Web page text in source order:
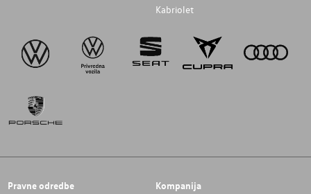
Kabriolet
Pravne odredbe Kompanija